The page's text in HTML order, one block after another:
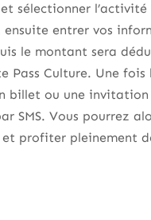
sélectionner
ensuite entrer vos
le montant sera
Pass Culture. Une fois
billet ou une invitation
SMS. Vous pourrez
et profiter pleinement